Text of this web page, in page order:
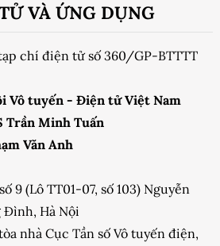
VÀ ỨNG DỤNG
chí điện tử số 360/GP-BTTTT
Vô tuyến - Điện tử Việt Nam
Trần Minh Tuấn
Văn Anh
9 (Lô TT01-07, số 103) Nguyễn
Đình, Hà Nội
nhà Cục Tần số Vô tuyến điện,